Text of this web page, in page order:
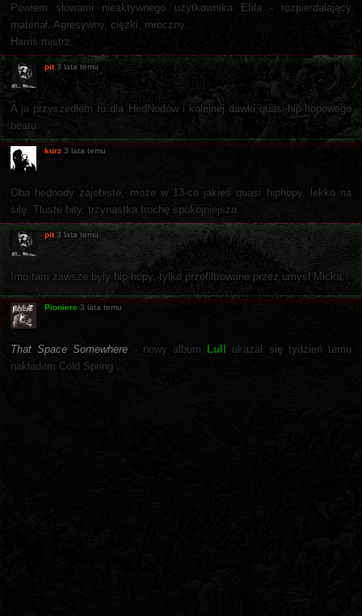
Powiem słowami nieaktywnego użytkownika Efila - rozpierdalający
materiał. Agresywny, ciężki, mroczny.
Harris mistrz.
pit 3 lata temu
A ja przyszedłem tu dla HedNodów i kolejnej dawki quasi-hip-hopowego
beatu.
kurz 3 lata temu
Oba hednody zajebiste, może w 13-ce jakieś quasi hiphopy, lekko na
siłę. Tluste bity, trzynastka trochę spokojniejsza.
pit 3 lata temu
Imo tam zawsze były hip-hopy, tylko przefiltrowane przez umysł Micka.
Pioniere 3 lata temu
That Space Somewhere - nowy album Lull ukazał się tydzień temu
nakładem Cold Spring